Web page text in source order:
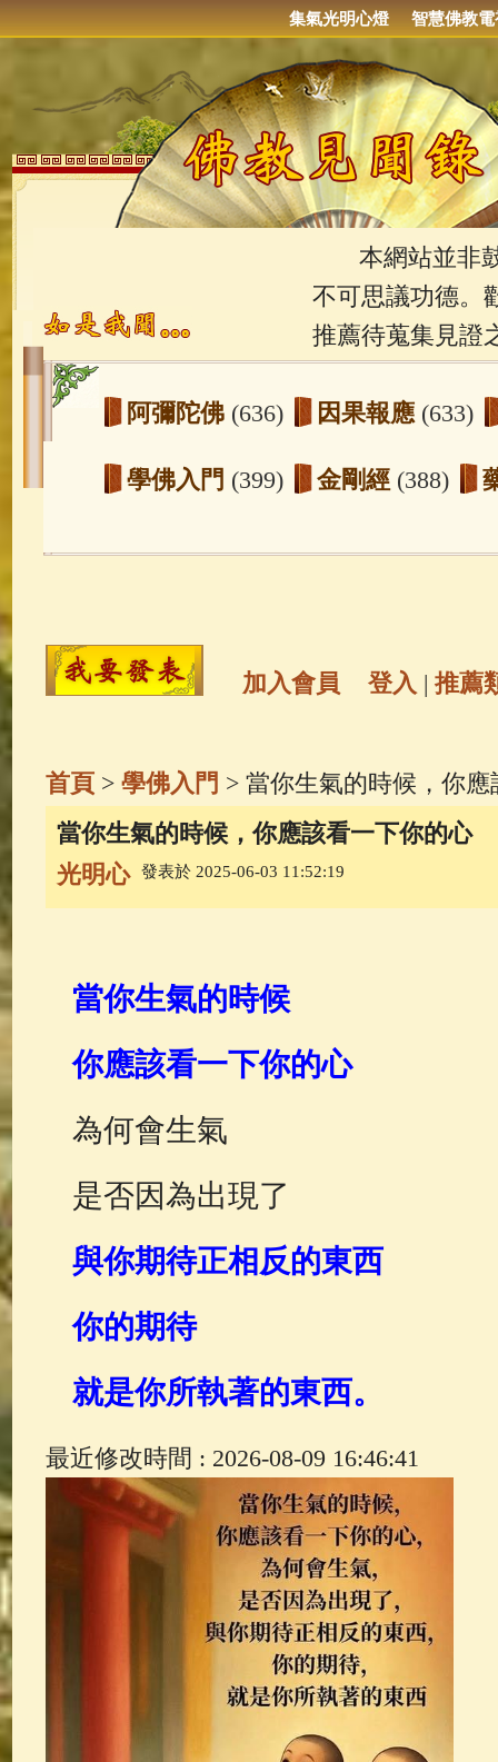
集氣光明心燈 智慧佛教電
本網站並非鼓
不可思議功德。
推薦待蒐集見證
阿彌陀佛 (636) 因果報應 (633)
學佛入門 (399) 金剛經 (388)
玉曆寶鈔(236) 地藏經(225)
高僧故事 (142) 放生護生 (133)
一切如來心秘密全身舍利寶篋印
生活禪(70) 釋迦牟尼佛傳
佛典故事(37)
加入會員 登入 | 推薦
首頁> 學佛入門 > 當你生氣的時候，你
當你生氣的時候，你應該看一下你的心
光明心
發表於 2025-06-03 11:52:19
當你生氣的時候
你應該看一下你的心
為何會生氣
是否因為出現了
與你期待正相反的東西
你的期待
就是你所執著的東西。
最近修改時間 : 2026-08-09 16:46:41